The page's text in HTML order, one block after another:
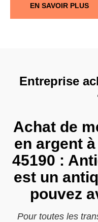
EN SAVOIR PLUS
Entreprise
Achat de
en argent
45190 :
est un
pouvez
Pour toutes les